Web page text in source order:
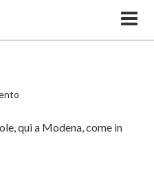
qui a Modena, come in